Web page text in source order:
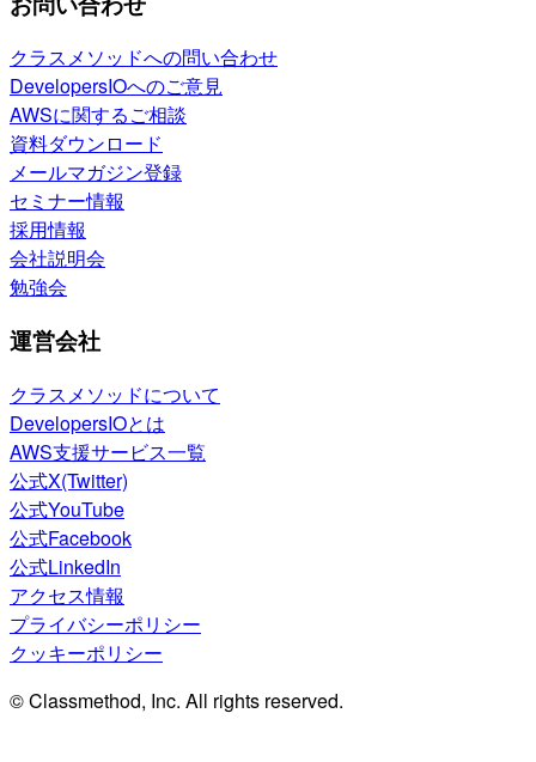
クラスメソッドへの問い合わせ
DevelopersIOへのご意見
AWSに関するご相談
資料ダウンロード
メールマガジン登録
セミナー情報
採用情報
会社説明会
勉強会
運営会社
クラスメソッドについて
DevelopersIOとは
AWS支援サービス一覧
公式X(Twitter)
公式YouTube
公式Facebook
公式LinkedIn
アクセス情報
プライバシーポリシー
クッキーポリシー
© Classmethod, Inc. All rights reserved.